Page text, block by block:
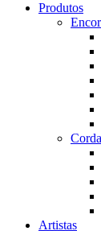
Produtos
Artistas